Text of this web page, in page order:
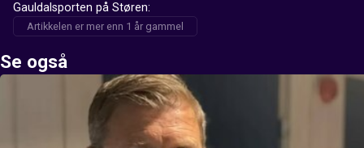
Gauldalsporten på Støren:
Artikkelen er mer enn 1 år gammel
Se også